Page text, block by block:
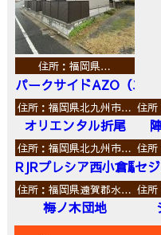
住所：福岡県…
パークサイドAZO（エー
住所：福岡県北九州市…
オリエンタル折尾
住
住所：福岡県北九州市…
RJRプレシア西小倉駅前
住
セ
住所：福岡県遠賀郡水…
梅ノ木団地
住